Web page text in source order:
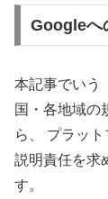
Googleへ
本記事でいう
国・各地域の
ら、 プラッ
説明責任を求
す。